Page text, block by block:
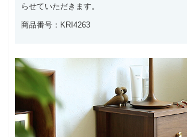
らせていただきます。
商品番号：KRI4263